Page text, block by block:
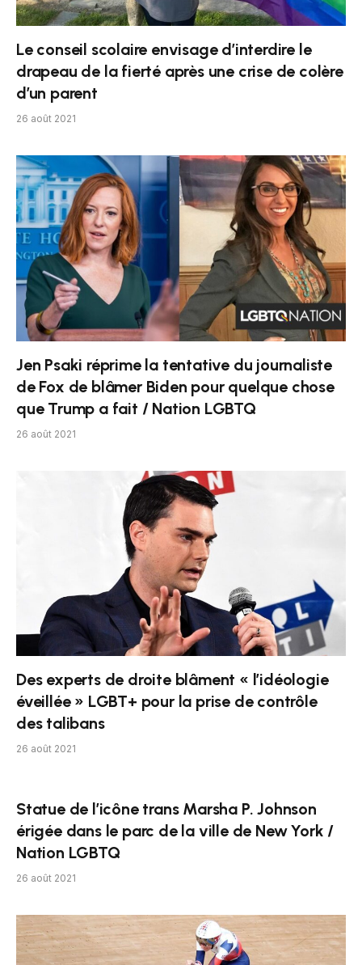
Le conseil scolaire envisage d’interdire le
drapeau de la fierté après une crise de colère
d’un parent
26 août 2021
Jen Psaki réprime la tentative du journaliste
de Fox de blâmer Biden pour quelque chose
que Trump a fait / Nation LGBTQ
26 août 2021
Des experts de droite blâment « l’idéologie
éveillée » LGBT+ pour la prise de contrôle
des talibans
26 août 2021
Statue de l’icône trans Marsha P. Johnson
érigée dans le parc de la ville de New York /
Nation LGBTQ
26 août 2021